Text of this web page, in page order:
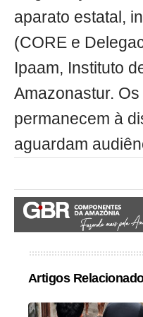
aparato estatal,
(CORE e
Ipaam, Instituto
Amazonastur.
permanecem à
aguardam
Artigos